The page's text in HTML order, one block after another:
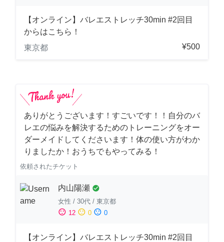
【オンライン】バレエストレッチ30min #2回目
からはこちら！
東京都
¥500
ありがとうございます！すごいです！！自分のバ
レエの悩みを解決するためのトレーニングをオー
ダーメイドしてくださいます！体の使い方がわか
りましたか！おうちでもやってみる！
依頼されたチケット
内山陽瀬 check_circle
女性 / 30代 / 東京都
sentiment_satisfied 12 sentiment_neutral 0 sentiment_dissatisfied 0
【オンライン】バレエストレッチ30min #2回目